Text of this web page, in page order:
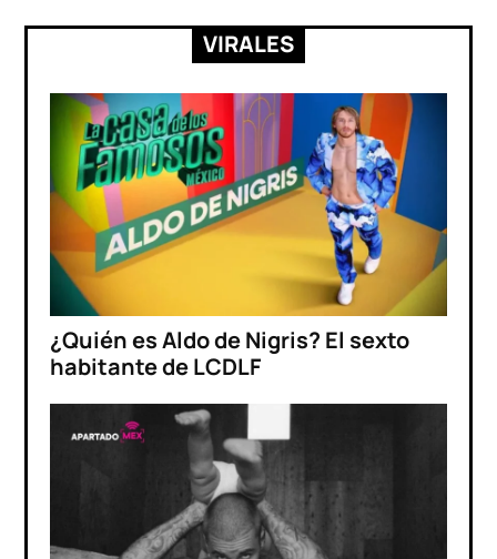
VIRALES
¿Quién es Aldo de Nigris? El sexto
habitante de LCDLF